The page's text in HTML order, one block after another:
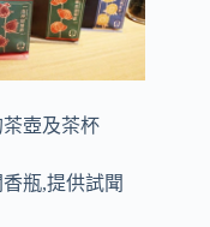
壺及茶杯
瓶,提供試聞